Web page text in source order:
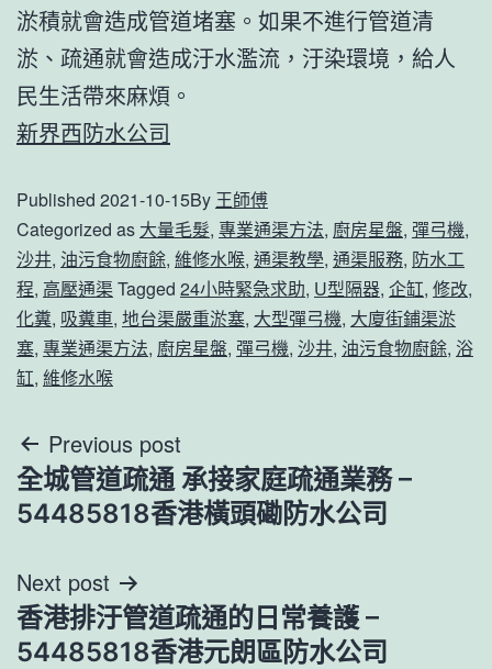
淤積就會造成管道堵塞。如果不進行管道清
淤、疏通就會造成汙水濫流，汙染環境，給人
民生活帶來麻煩。
新界西防水公司
Published 2021-10-15By 王師傅
Categorized as 大量毛髮, 專業通渠方法, 廚房星盤, 彈弓機,
沙井, 油污食物廚餘, 維修水喉, 通渠教學, 通渠服務, 防水工
程, 高壓通渠 Tagged 24小時緊急求助, U型隔器, 企缸, 修改,
化糞, 吸糞車, 地台渠嚴重淤塞, 大型彈弓機, 大廈街鋪渠淤
塞, 專業通渠方法, 廚房星盤, 彈弓機, 沙井, 油污食物廚餘, 浴
缸, 維修水喉
文
章
覽
Previous post
全城管道疏通 承接家庭疏通業務 –
54485818香港橫頭磡防水公司
Next post
香港排汙管道疏通的日常養護 –
54485818香港元朗區防水公司